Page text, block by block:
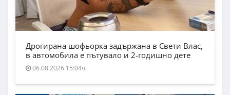
Дрогирана шофьорка задържана в Свети Влас,
в автомобила е пътувало и 2-годишно дете
06.08.2026 15:04ч.